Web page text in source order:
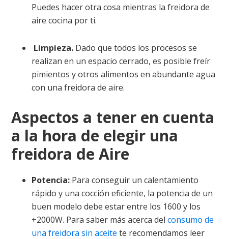
Puedes hacer otra cosa mientras la freidora de
aire cocina por ti.
Limpieza. Dado que todos los procesos se
realizan en un espacio cerrado, es posible freír
pimientos y otros alimentos en abundante agua
con una freidora de aire.
Aspectos a tener en cuenta
a la hora de elegir una
freidora de Aire
Potencia: Para conseguir un calentamiento
rápido y una cocción eficiente, la potencia de un
buen modelo debe estar entre los 1600 y los
+2000W. Para saber más acerca delconsumo de
una freidora sin aceite te recomendamos leer